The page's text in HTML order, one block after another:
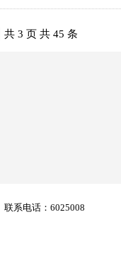
共 3 页 共 45 条
联系电话：6025008